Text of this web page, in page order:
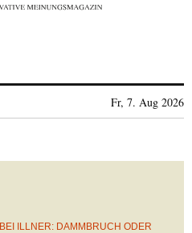
Fr, 7. Aug 2026
BEI ILLNER: DAMMBRUCH ODER